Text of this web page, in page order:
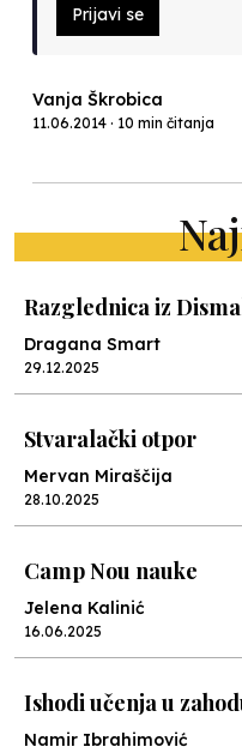
Prijavi se
Vanja Škrobica
11.06.2014 · 10 min čitanja
Razglednica iz
Dragana Smart
29.12.2025
Stvaralački otpor
Mervan Miraščija
28.10.2025
Camp Nou nauke
Jelena Kalinić
16.06.2025
Ishodi učenja u
Namir Ibrahimović